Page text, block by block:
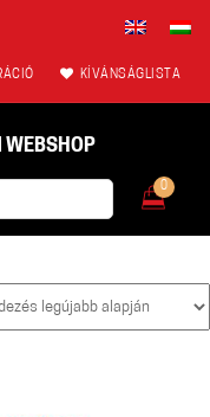
KÍVÁNSÁGLISTA
WEBSHOP
0